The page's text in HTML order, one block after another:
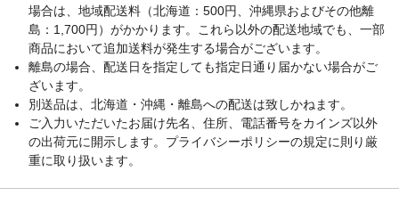
場合は、地域配送料（北海道：500円、沖縄県およびその他離
島：1,700円）がかかります。これら以外の配送地域でも、一部
商品において追加送料が発生する場合がございます。
離島の場合、配送日を指定しても指定日通り届かない場合がご
ざいます。
別送品は、北海道・沖縄・離島への配送は致しかねます。
ご入力いただいたお届け先名、住所、電話番号をカインズ以外
の出荷元に開示します。プライバシーポリシーの規定に則り厳
重に取り扱います。